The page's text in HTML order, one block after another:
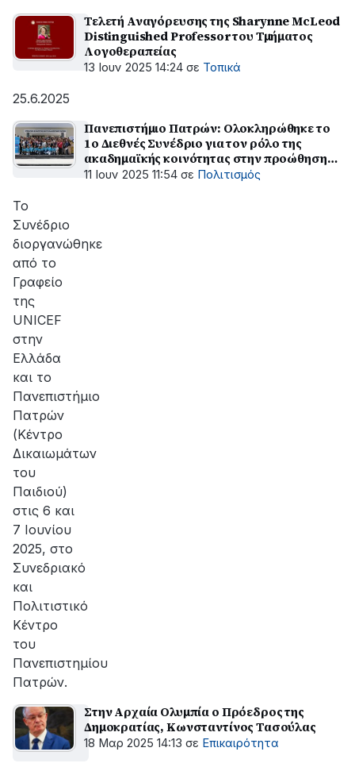
Τελετή Αναγόρευσης της Sharynne McLeod
Distinguished Professor του Τμήματος
Λογοθεραπείας
13 Ιουν 2025 14:24 σε Τοπικά
25.6.2025
Πανεπιστήμιο Πατρών: Ολοκληρώθηκε το
1ο Διεθνές Συνέδριο για τον ρόλο της
ακαδημαϊκής κοινότητας στην προώθηση
των δικαιωμάτων του παιδιού
11 Ιουν 2025 11:54 σε Πολιτισμός
Το
Συνέδριο
διοργανώθηκε
από το
Γραφείο
της
UNICEF
στην
Ελλάδα
και το
Πανεπιστήμιο
Πατρών
(Κέντρο
Δικαιωμάτων
του
Παιδιού)
στις 6 και
7 Ιουνίου
2025, στο
Συνεδριακό
και
Πολιτιστικό
Κέντρο
του
Πανεπιστημίου
Πατρών.
Στην Αρχαία Ολυμπία ο Πρόεδρος της
Δημοκρατίας, Κωνσταντίνος Τασούλας
18 Μαρ 2025 14:13 σε Επικαιρότητα